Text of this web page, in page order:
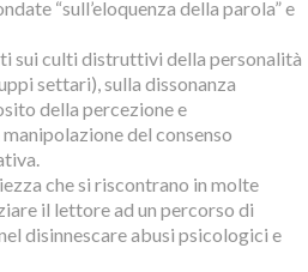
“sull’eloquenza della parola” e
sui culti distruttivi della personalità
settari), sulla dissonanza
della percezione e
del consenso
che si riscontrano in molte
il lettore ad un percorso di
disinnescare abusi psicologici e